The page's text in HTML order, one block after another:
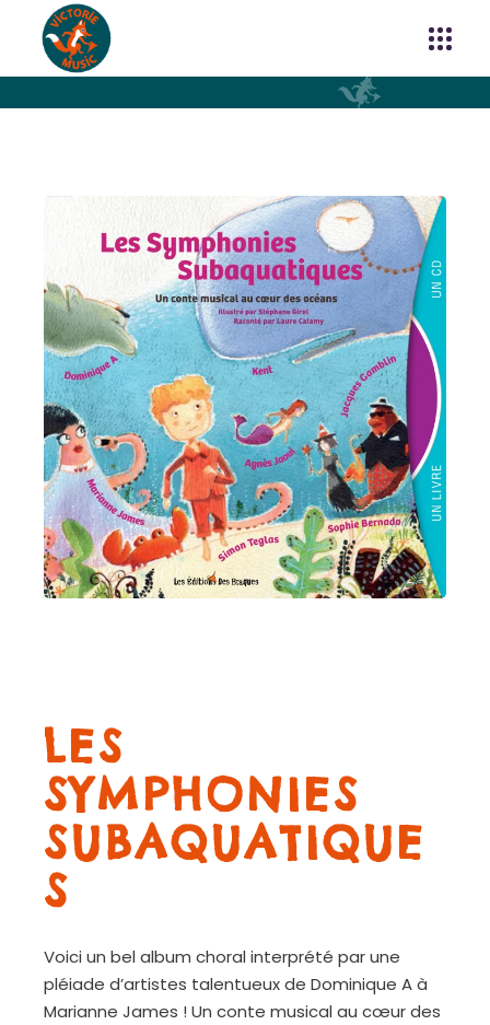
LES
SYMPHONIES
SUBAQUATIQUE
S
Voici un bel album choral interprété par une
pléiade d’artistes talentueux de Dominique A à
Marianne James ! Un conte musical au cœur des